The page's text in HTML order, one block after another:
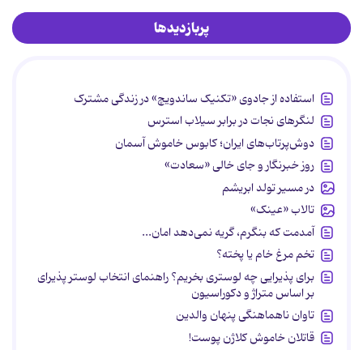
پربازدیدها
استفاده از جادوی «تکنیک ساندویچ» در زندگی مشترک
لنگرهای نجات در برابر سیلاب استرس
دوش‌پرتاب‌های ایران؛ کابوس خاموش آسمان
روز خبرنگار و جای خالی «سعادت»
در مسیر تولد ابریشم
تالاب «عینک»
آمدمت که بنگرم، گریه نمی‌دهد امان...
تخم مرغ خام یا پخته؟
برای پذیرایی چه لوستری بخریم؟ راهنمای انتخاب لوستر پذیرای
بر اساس متراژ و دکوراسیون
تاوان ناهماهنگی پنهان والدین
قاتلان خاموش کلاژن پوست!